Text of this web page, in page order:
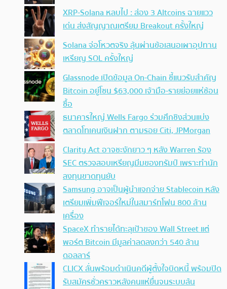
XRP-Solana หลบไป : ส่อง 3 Altcoins ฉายแวว
เด่น ส่งสัญญาณเตรียม Breakout ครั้งใหญ่
Solana จ่อโหวตจริง ลุ้นผ่านข้อเสนอเผาอุปทาน
เหรียญ SOL ครั้งใหญ่
Glassnode เปิดข้อมูล On-Chain ชี้แนวรับสำคัญ
Bitcoin อยู่โซน $63,000 เจ้ามือ-รายย่อยแห่ช้อน
ซื้อ
ธนาคารใหญ่ Wells Fargo ร่วมศึกชิงส่วนแบ่ง
ตลาดโทเคนเงินฝาก ตามรอย Citi, JPMorgan
Clarity Act อาจชะงักยาว ๆ หลัง Warren ร้อง
SEC ตรวจสอบเหรียญมีมของทรัมป์ เพราะทำนัก
ลงทุนขาดทุนยับ
Samsung อาจเป็นผู้นำแจกจ่าย Stablecoin หลัง
เตรียมเพิ่มฟีเจอร์ใหม่ในสมาร์ทโฟน 800 ล้าน
เครื่อง
SpaceX ทำรายได้ทะลุเป้าของ Wall Street แต่
พอร์ต Bitcoin มีมูลค่าลดลงกว่า 540 ล้าน
ดอลลาร์
CLICX ลั่นพร้อมดำเนินคดีผู้ตั้งใจบิดหนี้ พร้อมปิด
รับสมัครชั่วคราวหลังคนแห่ยื่นจนระบบล้น